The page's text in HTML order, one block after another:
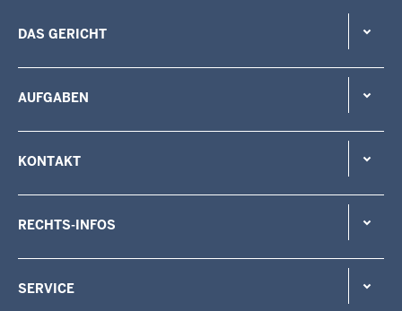
DAS GERICHT
AUFGABEN
KONTAKT
RECHTS-INFOS
SERVICE